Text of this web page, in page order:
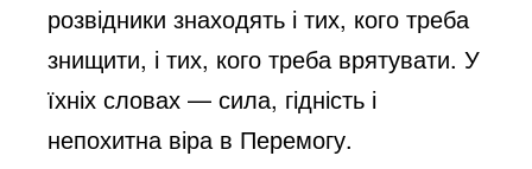
розвідники знаходять і тих, кого треба
знищити, і тих, кого треба врятувати. У
їхніх словах — сила, гідність і
непохитна віра в Перемогу.